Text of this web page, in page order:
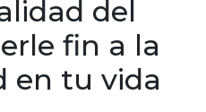
del
fin a la
en tu vida